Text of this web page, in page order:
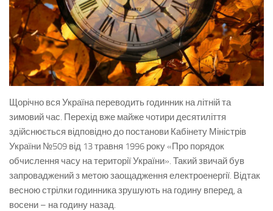
Щорічно вся Україна переводить годинник на літній та
зимовий час. Перехід вже майже чотири десятиліття
здійснюється відповідно до постанови Кабінету Міністрів
України №509 від 13 травня 1996 року «Про порядок
обчислення часу на території України». Такий звичай був
запроваджений з метою заощадження електроенергії. Відтак
весною стрілки годинника зрушують на годину вперед, а
восени – на годину назад.